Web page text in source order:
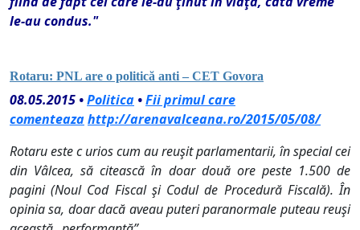
le-au condus."
Rotaru: PNL are o politică anti – CET Govora
08.05.2015 •Politica •Fii primul care
comenteazahttp://arenavalceana.ro/2015/05/08/
Rotaru este c urios cum au reuşit parlamentarii, în special cei
din Vâlcea, să citească în doar două ore peste 1.500 de
pagini (Noul Cod Fiscal şi Codul de Procedură Fiscală). În
opinia sa, doar dacă aveau puteri paranormale puteau reuşi